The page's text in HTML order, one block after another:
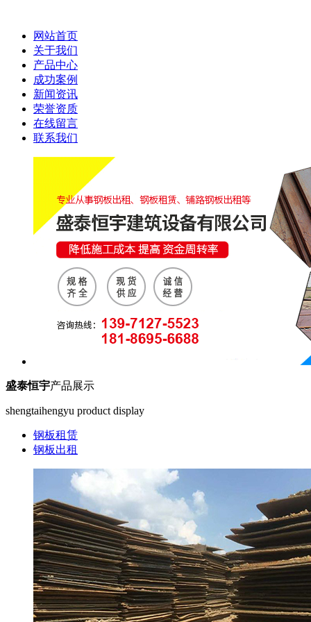
网站首页
关于我们
产品中心
成功案例
新闻资讯
荣誉资质
在线留言
联系我们
盛泰恒宇产品展示
shengtaihengyu product display
钢板租赁
钢板出租